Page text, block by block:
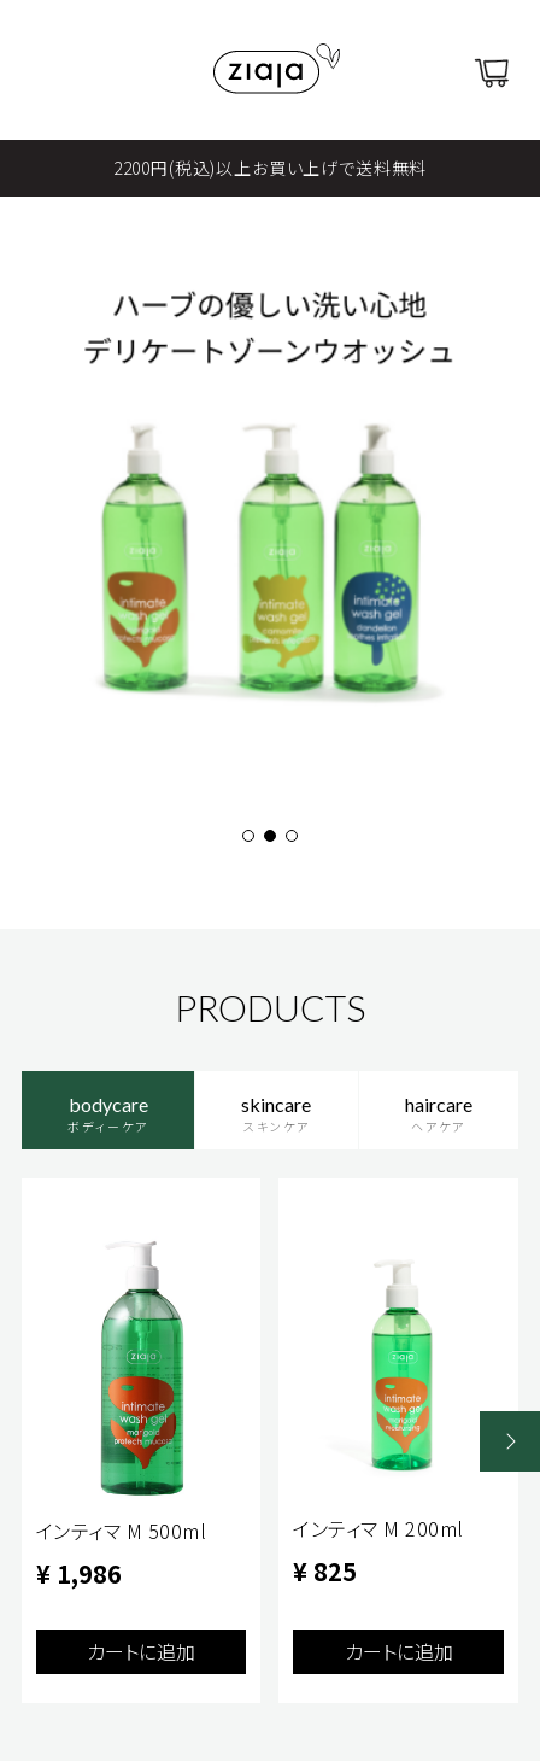
2200円(税込)以上お買い上げで送料無料
PRODUCTS
bodycare
ボディーケア
skincare
スキンケア
haircare
ヘアケア
インティマ M 500ml
¥ 1,986
カートに追加
インティマ M 200ml
¥ 825
カートに追加